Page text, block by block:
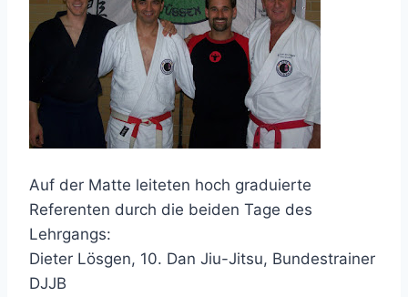
Auf der Matte leiteten hoch graduierte
Referenten durch die beiden Tage des
Lehrgangs:
Dieter Lösgen, 10. Dan Jiu-Jitsu, Bundestrainer
DJJB